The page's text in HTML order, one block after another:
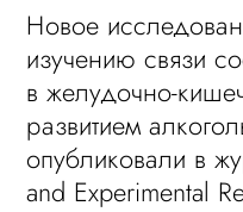
Новое
изучению связи
в желудочно-
развитием
опубликовали в
and Experimental